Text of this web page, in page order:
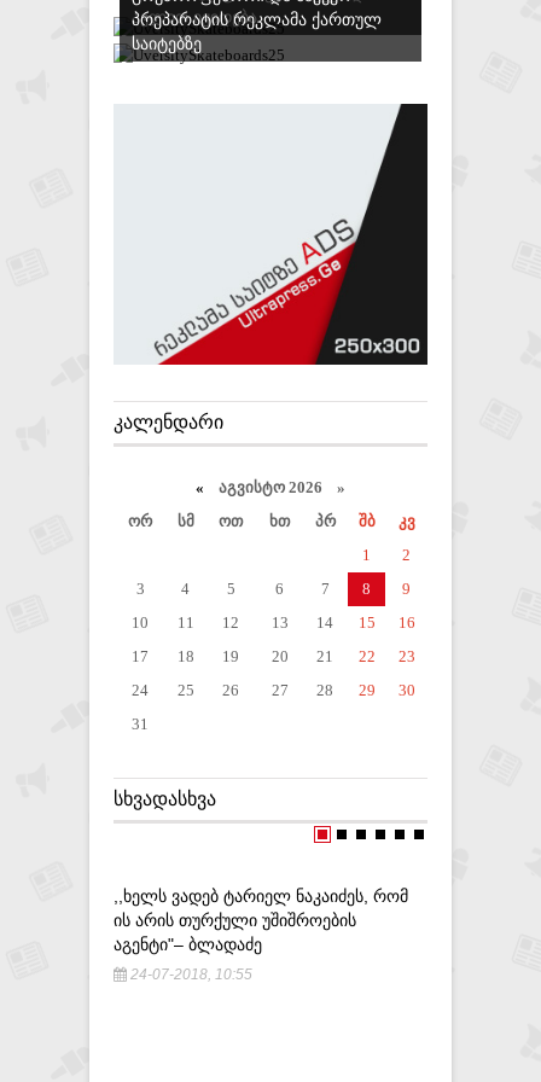
ᲐᲕᲚᲘᲗ ᲘᲧᲘᲓᲔᲑᲐ
ᲞᲠᲔᲞᲐᲠᲐᲢᲘᲡ ᲠᲔᲙᲚᲐᲛᲐ ᲥᲐᲠᲗᲣᲚ
ᲡᲐᲘᲢᲔᲑᲖᲔ
ᲙᲐᲚᲔᲜᲓᲐᲠᲘ
« აგვისტო 2026 »
ორ
სმ ოთ ხთ პრ შბ
კვ
1
2
3
4 5 6 7 8
9
10
11 12 13 14 15
16
17
18 19 20 21 22
23
24
25 26 27 28 29
30
31
ᲡᲮᲕᲐᲓᲐᲡᲮᲕᲐ
,,ᲮᲔᲚᲡ ᲕᲐᲓᲔᲑ ᲢᲐᲠᲘᲔᲚ ᲜᲐᲙᲐᲘᲫᲔᲡ, ᲠᲝᲛ
ᲘᲡ ᲐᲠᲘᲡ ᲗᲣᲠᲥᲣᲚᲘ ᲣᲨᲘᲨᲠᲝᲔᲑᲘᲡ
ᲐᲒᲔᲜᲢᲘ"– ᲑᲚᲐᲓᲐᲫᲔ
24-07-2018, 10:55